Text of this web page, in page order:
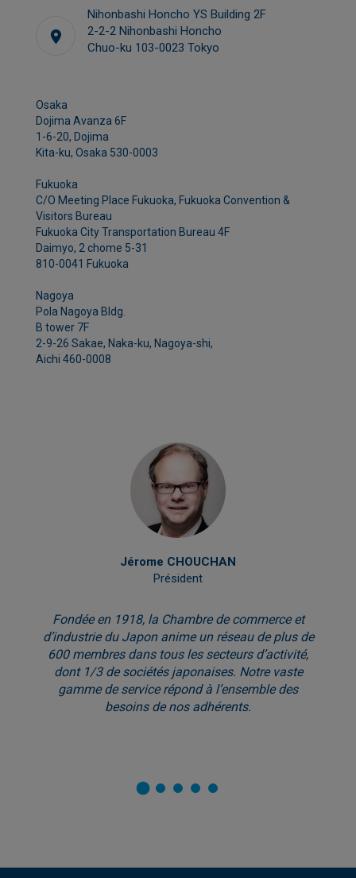
Nihonbashi Honcho YS Building 2F
2-2-2 Nihonbashi Honcho
Chuo-ku 103-0023 Tokyo
Osaka
Dojima Avanza 6F
1-6-20, Dojima
Kita-ku, Osaka 530-0003
Fukuoka
C/O Meeting Place Fukuoka, Fukuoka Convention &
Visitors Bureau
Fukuoka City Transportation Bureau 4F
Daimyo, 2 chome 5-31
810-0041 Fukuoka
Nagoya
Pola Nagoya Bldg.
B tower 7F
2-9-26 Sakae, Naka-ku, Nagoya-shi,
Aichi 460-0008
Jérome CHOUCHAN
Président
Fondée en 1918, la Chambre de commerce et
d’industrie du Japon anime un réseau de plus de
600 membres dans tous les secteurs d’activité,
dont 1/3 de sociétés japonaises. Notre vaste
gamme de service répond à l’ensemble des
besoins de nos adhérents.